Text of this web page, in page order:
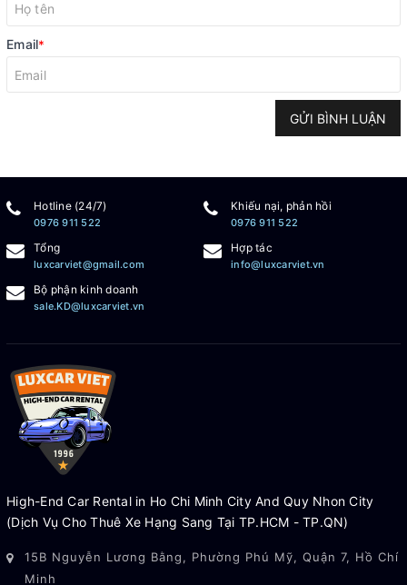
Email*
GỬI BÌNH LUẬN
Hotline (24/7)
0976 911 522
Khiếu nại, phản hồi
0976 911 522
Tổng
luxcarviet@gmail.com
Hợp tác
info@luxcarviet.vn
Bộ phận kinh doanh
sale.KD@luxcarviet.vn
High-End Car Rental in Ho Chi Minh City And Quy Nhon City
(Dịch Vụ Cho Thuê Xe Hạng Sang Tại TP.HCM - TP.QN)
15B Nguyễn Lương Bằng, Phường Phú Mỹ, Quận 7, Hồ Chí
Minh